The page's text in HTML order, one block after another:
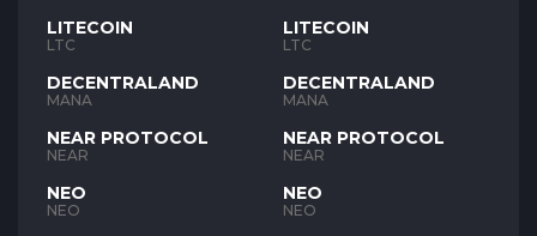
LITECOIN
LTC
DECENTRALAND
MANA
NEAR PROTOCOL
NEAR
NEO
NEO
LITECOIN
LTC
DECENTRALAND
MANA
NEAR PROTOCOL
NEAR
NEO
NEO